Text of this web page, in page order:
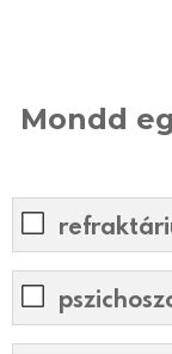
Mondd